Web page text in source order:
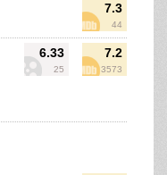
7.3
44
6.33
25
7.2
3573